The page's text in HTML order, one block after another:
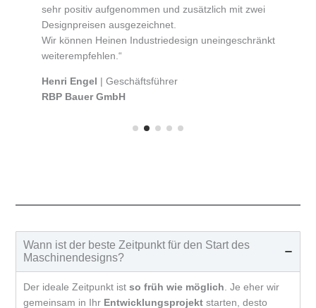
sehr positiv aufgenommen und zusätzlich mit zwei
Designpreisen ausgezeichnet.
Wir können Heinen Industriedesign uneingeschränkt
weiterempfehlen.“
Henri Engel | Geschäftsführer
RBP Bauer GmbH
Wann ist der beste Zeitpunkt für den Start des
Maschinendesigns?
Der ideale Zeitpunkt ist so früh wie möglich . Je eher wir
gemeinsam in Ihr Entwicklungsprojektstarten, desto